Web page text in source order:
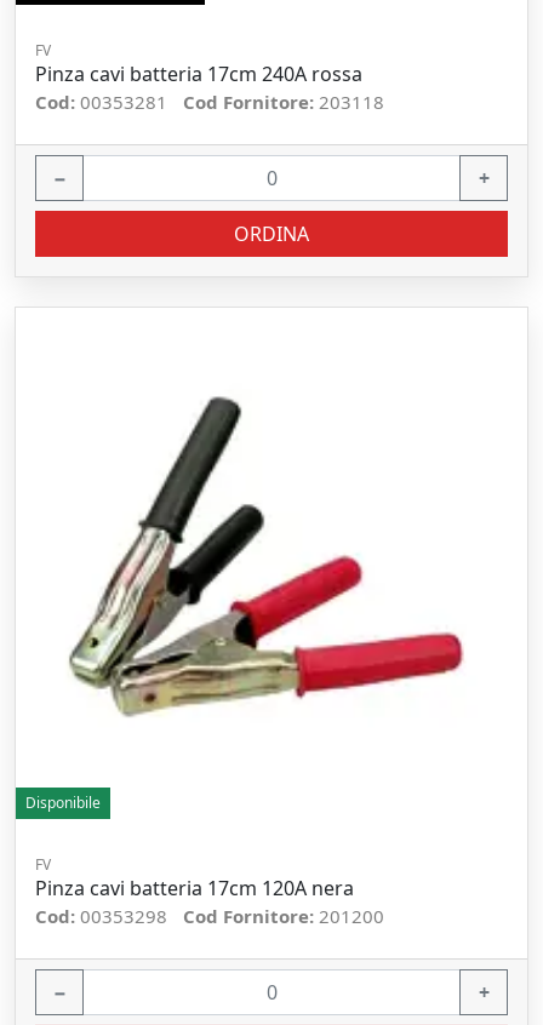
FV
Pinza cavi batteria 17cm 240A rossa
Cod: 00353281 Cod Fornitore: 203118
− +
ORDINA
Disponibile
FV
Pinza cavi batteria 17cm 120A nera
Cod: 00353298 Cod Fornitore: 201200
− +